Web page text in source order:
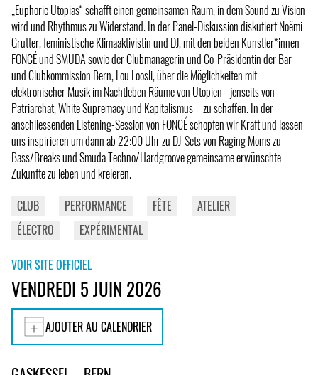
„Euphoric Utopias“ schafft einen gemeinsamen Raum, in dem Sound zu Vision
wird und Rhythmus zu Widerstand. In der Panel-Diskussion diskutiert Noëmi
Grütter, feministische Klimaaktivistin und DJ, mit den beiden Künstler*innen
FONCÉ und SMUDA sowie der Clubmanagerin und Co-Präsidentin der Bar-
und Clubkommission Bern, Lou Loosli, über die Möglichkeiten mit
elektronischer Musik im Nachtleben Räume von Utopien - jenseits von
Patriarchat, White Supremacy und Kapitalismus – zu schaffen. In der
anschliessenden Listening-Session von FONCÉ schöpfen wir Kraft und lassen
uns inspirieren um dann ab 22:00 Uhr zu DJ-Sets von Raging Moms zu
Bass/Breaks und Smuda Techno/Hardgroove gemeinsame erwünschte
Zukünfte zu leben und kreieren.
CLUB
PERFORMANCE FÊTE
ATELIER
ÉLECTRO
EXPÉRIMENTAL
VOIR SITE OFFICIEL
VENDREDI 5 JUIN 2026
AJOUTER AU CALENDRIER